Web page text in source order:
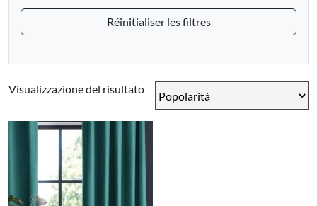
Réinitialiser les filtres
Visualizzazione del risultato